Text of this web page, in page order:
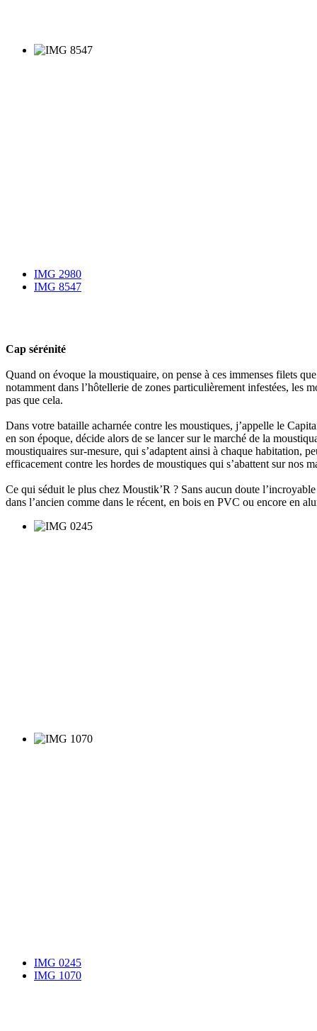
IMG 2980
IMG 8547
Cap sérénité
Quand on évoque la moustiquaire, on pense à ces immenses filets
notamment dans l’hôtellerie de zones particulièrement infestées, les
pas que cela.
Dans votre bataille acharnée contre les moustiques, j’appelle le
en son époque, décide alors de se lancer sur le marché de la
moustiquaires sur-mesure, qui s’adaptent ainsi à chaque habitation,
efficacement contre les hordes de moustiques qui s’abattent sur nos
Ce qui séduit le plus chez Moustik’R ? Sans aucun doute
dans l’ancien comme dans le récent, en bois en PVC ou encore en
IMG 0245
IMG 1070